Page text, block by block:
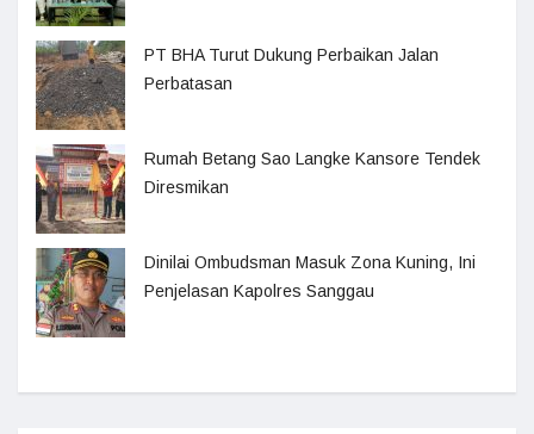
PT BHA Turut Dukung Perbaikan Jalan
Perbatasan
Rumah Betang Sao Langke Kansore Tendek
Diresmikan
Dinilai Ombudsman Masuk Zona Kuning, Ini
Penjelasan Kapolres Sanggau